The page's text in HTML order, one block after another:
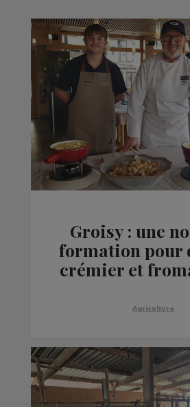
Groisy : une
formation pour
crémier et
Agriculture